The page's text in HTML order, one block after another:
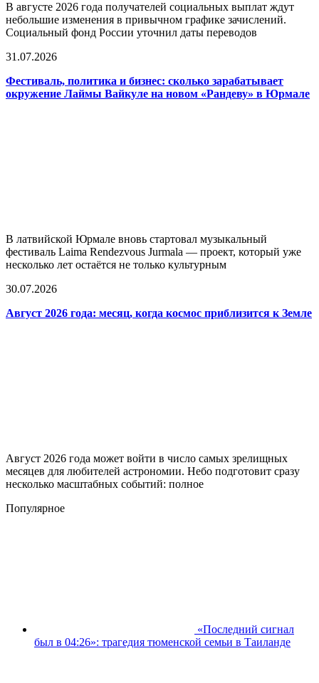
В августе 2026 года получателей социальных выплат ждут
небольшие изменения в привычном графике зачислений.
Социальный фонд России уточнил даты переводов
31.07.2026
Фестиваль, политика и бизнес: сколько зарабатывает
окружение Лаймы Вайкуле на новом «Рандеву» в Юрмале
В латвийской Юрмале вновь стартовал музыкальный
фестиваль Laima Rendezvous Jurmala — проект, который уже
несколько лет остаётся не только культурным
30.07.2026
Август 2026 года: месяц, когда космос приблизится к Земле
Август 2026 года может войти в число самых зрелищных
месяцев для любителей астрономии. Небо подготовит сразу
несколько масштабных событий: полное
Популярное
«Последний сигнал
был в 04:26»: трагедия тюменской семьи в Таиланде